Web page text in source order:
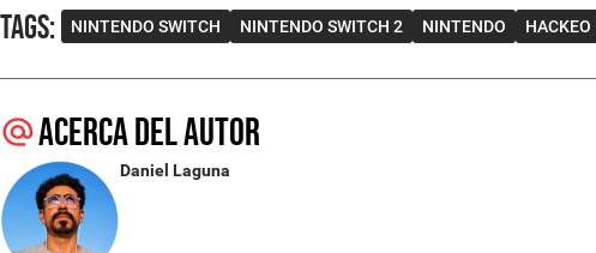
Tags: NINTENDO SWITCH NINTENDO SWITCH 2 NINTENDO HACKEO
Acerca del autor
Daniel Laguna